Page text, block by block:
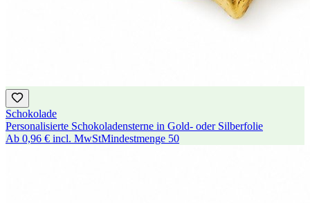
Schokolade
Personalisierte Schokoladensterne in Gold- oder Silberfolie
Ab 0,96 € incl. MwStMindestmenge 50